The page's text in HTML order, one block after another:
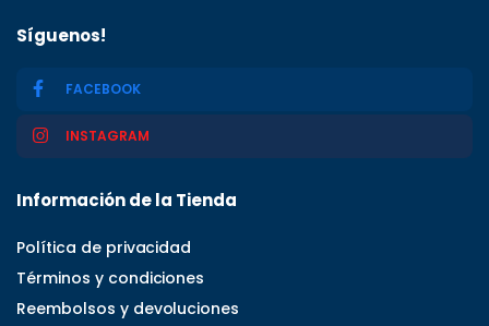
Síguenos!
FACEBOOK
INSTAGRAM
Información de la Tienda
Política de privacidad
Términos y condiciones
Reembolsos y devoluciones